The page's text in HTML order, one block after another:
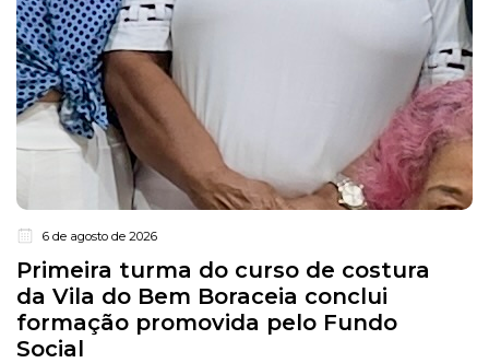
6 de agosto de 2026
Primeira turma do curso de costura
da Vila do Bem Boraceia conclui
formação promovida pelo Fundo
Social